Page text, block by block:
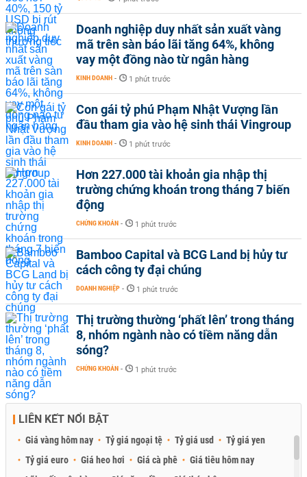
Doanh nghiệp duy nhất sản xuất vàng
mã trên sàn báo lãi tăng 64%, không
vay một đồng nào từ ngân hàng
KINH DOANH - 1 phút trước
Con gái tỷ phú Phạm Nhật Vượng lần
đầu tham gia vào hệ sinh thái Vingroup
KINH DOANH - 1 phút trước
Hơn 227.000 tài khoản gia nhập thị
trường chứng khoán trong tháng 7 biến
động
CHỨNG KHOÁN - 1 phút trước
Bamboo Capital và BCG Land bị hủy tư
cách công ty đại chúng
DOANH NGHIỆP - 1 phút trước
Thị trường thường ‘phất lên’ trong tháng
8, nhóm ngành nào có tiềm năng dẫn
sóng?
CHỨNG KHOÁN - 1 phút trước
LIÊN KẾT NỔI BẬT
Giá vàng hôm nay Tỷ giá ngoại tệ Tỷ giá usd
Tỷ giá yen
Tỷ giá euro
Giá heo hơi Giá cà phê
Giá tiêu hôm nay